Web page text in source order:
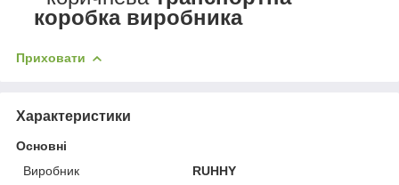
коробка виробника
Приховати
Характеристики
Основні
Виробник
RUHHY